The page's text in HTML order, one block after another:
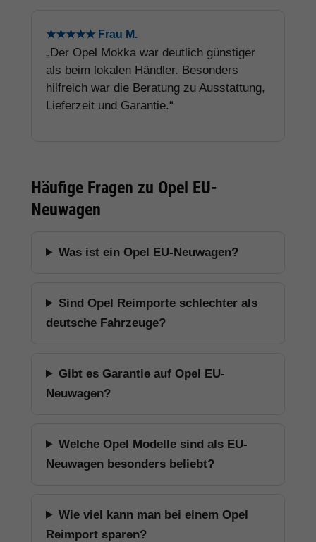
★★★★★ Frau M.
„Der Opel Mokka war deutlich günstiger
als beim lokalen Händler. Besonders
hilfreich war die Beratung zu Ausstattung,
Lieferzeit und Garantie.“
Häufige Fragen zu Opel EU-
Neuwagen
Was ist ein Opel EU-Neuwagen?
Sind Opel Reimporte schlechter als
deutsche Fahrzeuge?
Gibt es Garantie auf Opel EU-
Neuwagen?
Welche Opel Modelle sind als EU-
Neuwagen besonders beliebt?
Wie viel kann man bei einem Opel
Reimport sparen?